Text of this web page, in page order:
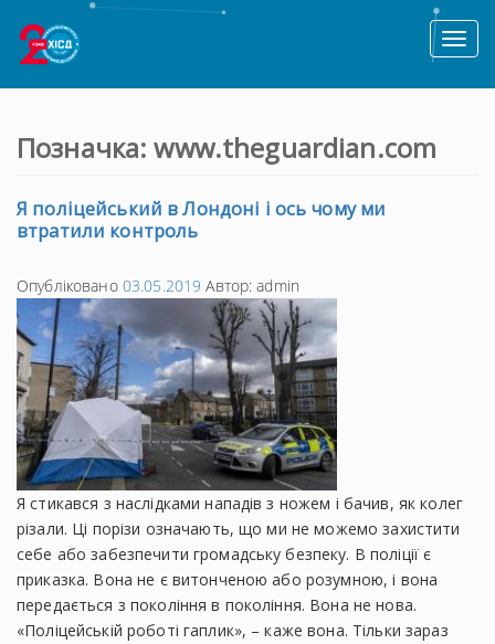
Toggle
Позначка:www.theguardian.com
Я поліцейський в Лондоні і ось чому ми
втратили контроль
Опубліковано 03.05.2019 Автор:admin
Я стикався з наслідками нападів з ножем і бачив, як колег
різали. Ці порізи означають, що ми не можемо захистити
себе або забезпечити громадську безпеку. В поліції є
приказка. Вона не є витонченою або розумною, і вона
передається з покоління в покоління. Вона не нова.
«Поліцейській роботі гаплик», – каже вона. Тільки зараз